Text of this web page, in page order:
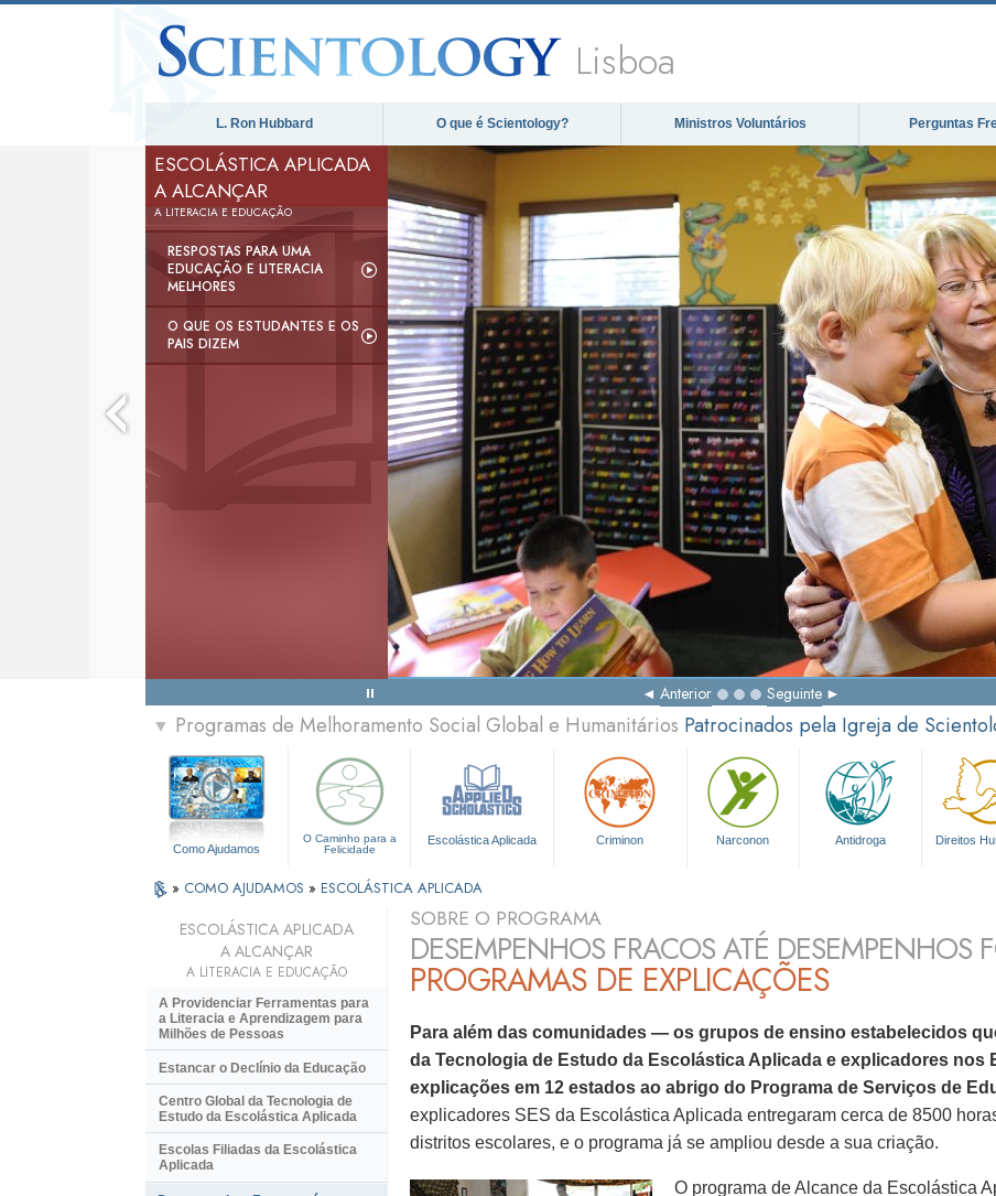
Lisboa
L. Ron Hubbard O que é Scientology? Ministros Voluntários Perguntas
ESCOLÁSTICA APLICADA
A ALCANÇAR
A LITERACIA E EDUCAÇÃO
RESPOSTAS PARA UMA
EDUCAÇÃO E LITERACIA
MELHORES
O QUE OS ESTUDANTES E OS
PAIS DIZEM
Anterior Seguinte
▼ Programas de Melhoramento Social Global e Humanitários Patrocinados pela Igreja de
Como Ajudamos
O Caminho para a
Felicidade
Escolástica Aplicada Criminon Narconon Antidroga Direitos
» COMO AJUDAMOS » ESCOLÁSTICA APLICADA
SOBRE O PROGRAMA
DESEMPENHOS FRACOS ATÉ DESEMPENHOS
PROGRAMAS DE EXPLICAÇÕES
Para além das comunidades — os grupos de ensino estabelecidos
da Tecnologia de Estudo da Escolástica Aplicada e explicadores
explicações em 12 estados ao abrigo do Programa de Serviços de
explicadores SES da Escolástica Aplicada entregaram cerca de 8500
distritos escolares, e o programa já se ampliou desde a sua criação.
O programa de Alcance da Escolástica
ESCOLÁSTICA APLICADA
A ALCANÇAR
A LITERACIA E EDUCAÇÃO
A Providenciar Ferramentas para
a Literacia e Aprendizagem para
Milhões de Pessoas
Estancar o Declínio da Educação
Centro Global da Tecnologia de
Estudo da Escolástica Aplicada
Escolas Filiadas da Escolástica
Aplicada